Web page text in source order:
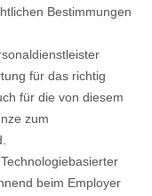
Bestimmungen
für das richtig
für die von diesem
zum
Technologiebasierter
beim Employer